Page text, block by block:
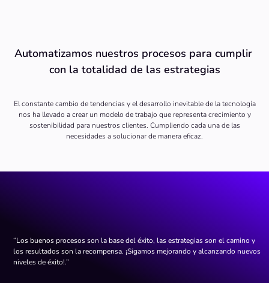
Automatizamos nuestros procesos para cumplir
con la totalidad de las estrategias
El constante cambio de tendencias y el desarrollo inevitable de la tecnología
nos ha llevado a crear un modelo de trabajo que representa crecimiento y
sostenibilidad para nuestros clientes. Cumpliendo cada una de las
necesidades a solucionar de manera eficaz.
“Los buenos procesos son la base del éxito, las estrategias son el camino y
los resultados son la recompensa. ¡Sigamos mejorando y alcanzando nuevos
niveles de éxito!.”